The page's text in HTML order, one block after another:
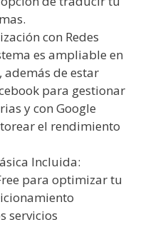
con Redes
es ampliable en
de estar
para gestionar
y con Google
el rendimiento
Incluida:
para optimizar tu
servicios